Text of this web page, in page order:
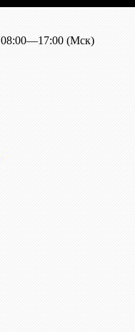
08:00—17:00 (Мск)